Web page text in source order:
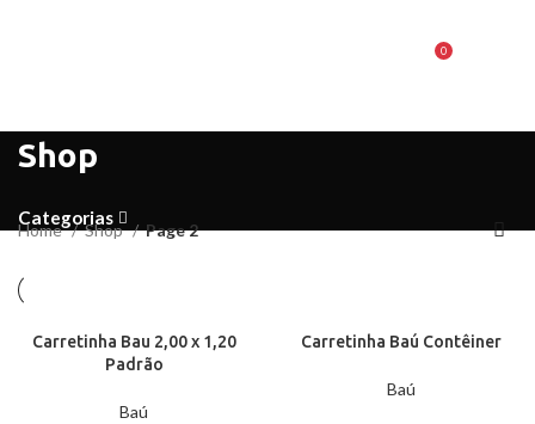
0
Shop
Categorias
Home Shop Page 2
Carretinha Bau 2,00 x 1,20
Padrão
Baú
Carretinha Baú Contêiner
Baú